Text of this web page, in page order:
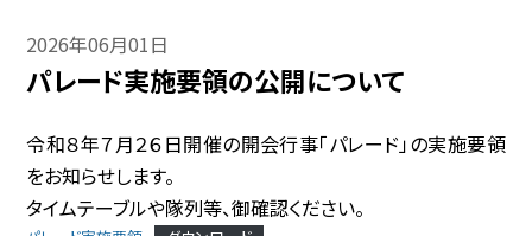
2026年06月01日
パレード実施要領の公開について
令和８年７月２６日開催の開会行事「パレード」の実施要領
をお知らせします。
タイムテーブルや隊列等、御確認ください。